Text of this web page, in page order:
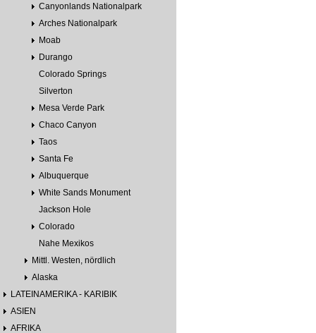
Canyonlands Nationalpark
Arches Nationalpark
Moab
Durango
Colorado Springs
Silverton
Mesa Verde Park
Chaco Canyon
Taos
Santa Fe
Albuquerque
White Sands Monument
Jackson Hole
Colorado
Nahe Mexikos
Mittl. Westen, nördlich
Alaska
LATEINAMERIKA - KARIBIK
ASIEN
AFRIKA